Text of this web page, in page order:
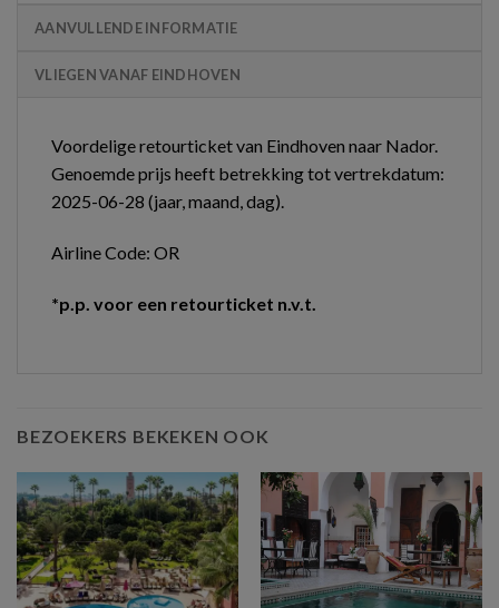
AANVULLENDE INFORMATIE
VLIEGEN VANAF EINDHOVEN
Voordelige retourticket van Eindhoven naar Nador.
Genoemde prijs heeft betrekking tot vertrekdatum:
2025-06-28 (jaar, maand, dag).
Airline Code: OR
*p.p. voor een retourticket n.v.t.
BEZOEKERS BEKEKEN OOK